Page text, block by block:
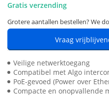
Gratis verzending
Grotere aantallen bestellen? We
Vraag
Veilige netwerktoegang
Compatibel met Algo
PoE-gevoed (Power over
Compacte en onopvallende